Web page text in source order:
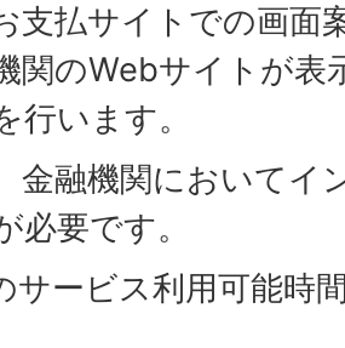
支払サイトでの画面
関のWebサイトが表
行います。
金融機関において
必要です。
サービス利用可能時